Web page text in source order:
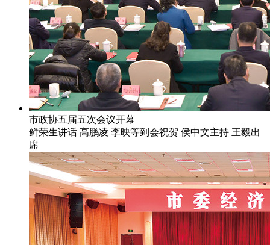
市政协五届五次会议开幕
鲜荣生讲话 高鹏凌 李映等到会祝贺 侯中文主持 王毅出
席